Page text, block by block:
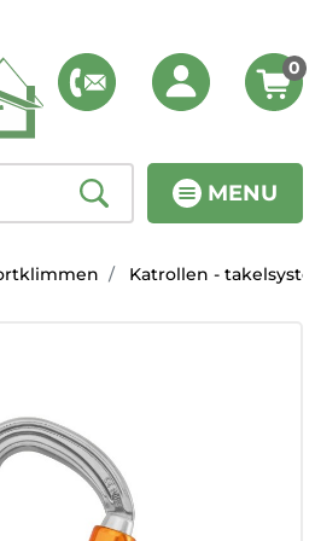
MENU
0
Katrollen -